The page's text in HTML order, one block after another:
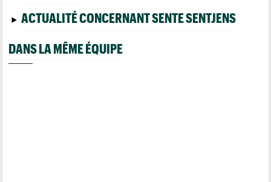
ACTUALITÉ CONCERNANT SENTE SENTJENS
DANS LA MÊME ÉQUIPE